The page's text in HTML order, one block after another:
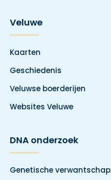
Veluwe
Kaarten
Geschiedenis
Veluwse boerderijen
Websites Veluwe
DNA onderzoek
Genetische verwantschap